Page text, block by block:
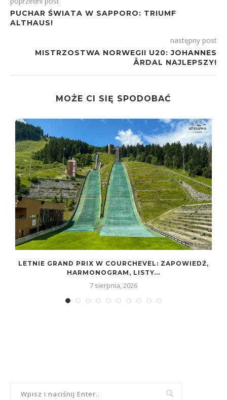
PUCHAR ŚWIATA W SAPPORO: TRIUMF
ALTHAUS!
następny post
MISTRZOSTWA NORWEGII U20: JOHANNES
ÅRDAL NAJLEPSZY!
MOŻE CI SIĘ SPODOBAĆ
LETNIE GRAND PRIX W COURCHEVEL: ZAPOWIEDŹ,
HARMONOGRAM, LISTY...
7 sierpnia, 2026